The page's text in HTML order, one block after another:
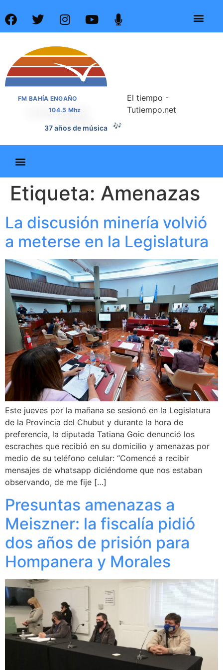
FM BAHÍA ENGAÑO
104.5 Mhz
37 años de música 🎶
El tiempo -
Tutiempo.net
Etiqueta: Amenazas
La discusión minería volvió
a meterse en la Legislatura
Este jueves por la mañana se sesionó en la Legislatura
de la Provincia del Chubut y durante la hora de
preferencia, la diputada Tatiana Goic denunció los
escraches que recibió en su domicilio y amenazas por
medio de su teléfono celular: “Comencé a recibir
mensajes de whatsapp diciéndome que nos estaban
observando, de me fije […]
Presuntas amenazas a
Meiszner: la fiscalía pidió
dos años de prisión para
Hompanera y Morales